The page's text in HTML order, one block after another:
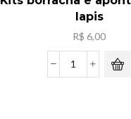
lapis
R$ 6,00
Kits